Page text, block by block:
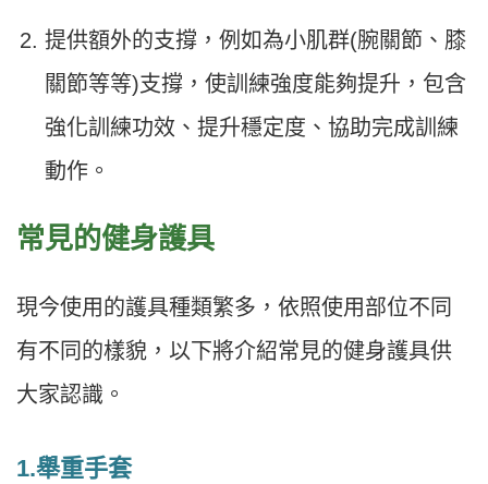
提供額外的支撐，例如為小肌群(腕關節、膝
關節等等)支撐，使訓練強度能夠提升，包含
強化訓練功效、提升穩定度、協助完成訓練
動作。
常見的健身護具
現今使用的護具種類繁多，依照使用部位不同
有不同的樣貌，以下將介紹常見的健身護具供
大家認識。
1.舉重手套